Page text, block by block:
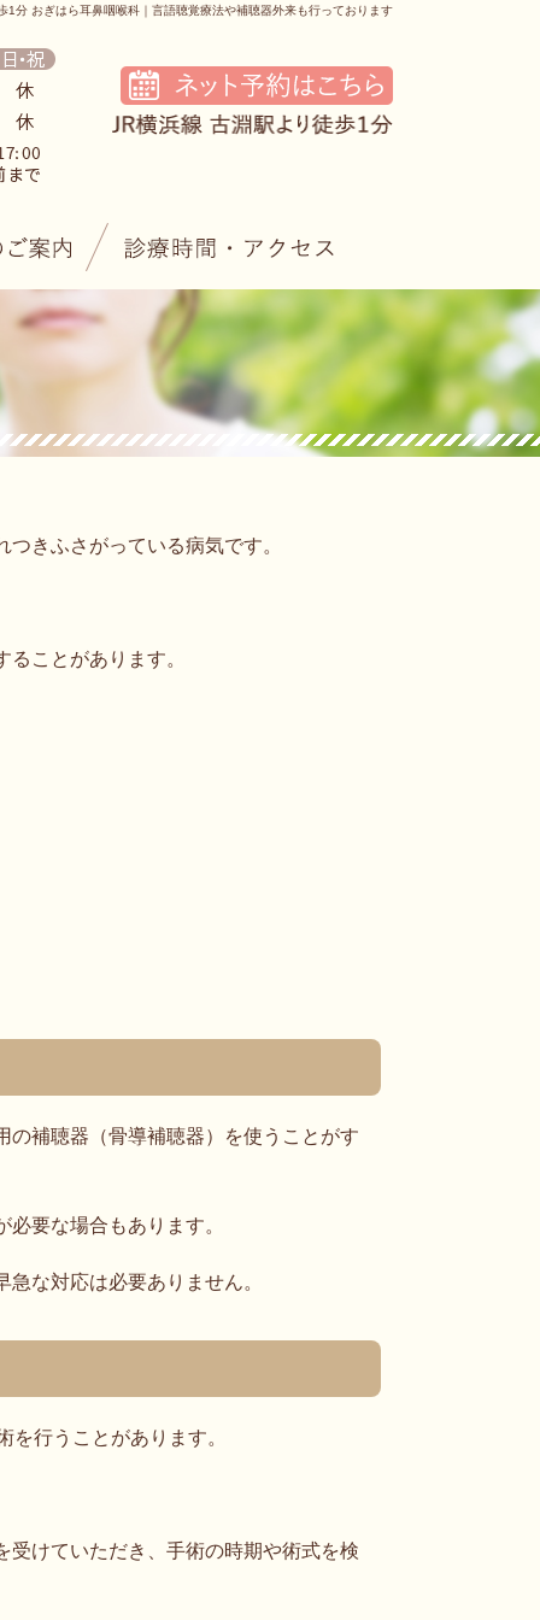
1分 おぎはら耳鼻咽喉科｜言語聴覚療法や補聴器外来も行っております
きふさがっている病気です。
ことがあります。
の補聴器（骨導補聴器）を使うことがす
要な場合もあります。
な対応は必要ありません。
行うことがあります。
けていただき、手術の時期や術式を検